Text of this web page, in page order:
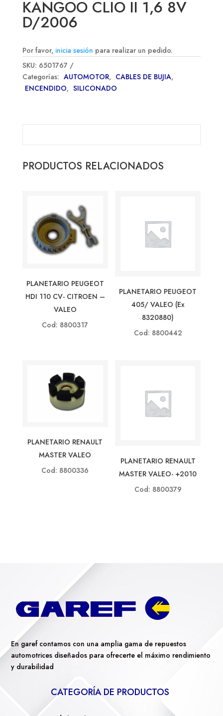
KANGOO CLIO II 1,6 8V
D/2006
Por favor, inicia sesión para realizar un pedido.
SKU: 6501767
Categorías: AUTOMOTOR, CABLES DE BUJIA,
ENCENDIDO, SILICONADO
PRODUCTOS RELACIONADOS
PLANETARIO PEUGEOT
HDI 110 CV- CITROEN –
VALEO
Cod: 8800317
PLANETARIO PEUGEOT
405/ VALEO (ex
8320880)
Cod: 8800442
PLANETARIO RENAULT
MASTER VALEO
Cod: 8800336
PLANETARIO RENAULT
MASTER VALEO- +2010
Cod: 8800379
En garef contamos con una amplia gama de repuestos
automotrices diseñados para ofrecerte el máximo rendimiento
y durabilidad
CATEGORÍA DE PRODUCTOS